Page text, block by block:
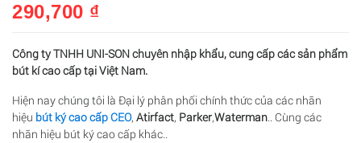
290,700 ₫
Công ty TNHH UNI-SON chuyên nhập khẩu, cung cấp các sản phẩm
bút kí cao cấp tại Việt Nam.
Hiện nay chúng tôi là Đại lý phân phối chính thức của các nhãn
hiệu bút ký cao cấp CEO, Atirfact, Parker,Waterman.. Cùng các
nhãn hiệu bút ký cao cấp khác..